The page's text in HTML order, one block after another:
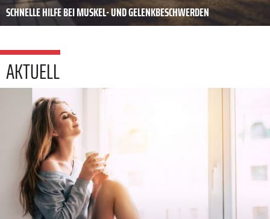
SCHNELLE HILFE BEI MUSKEL- UND GELENKBESCHWERDEN
AKTUELL